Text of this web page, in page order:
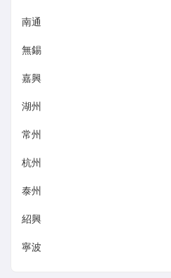
南通
無錫
嘉興
湖州
常州
杭州
泰州
紹興
寧波